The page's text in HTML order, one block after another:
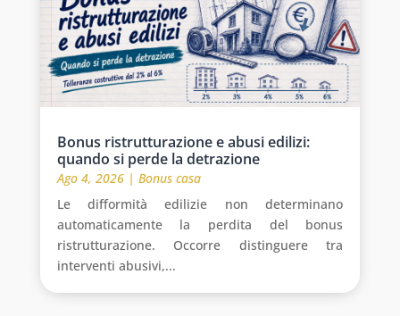
Bonus ristrutturazione e abusi edilizi:
quando si perde la detrazione
Ago 4, 2026| Bonus casa
Le difformità edilizie non determinano
automaticamente la perdita del bonus
ristrutturazione. Occorre distinguere tra
interventi abusivi,...